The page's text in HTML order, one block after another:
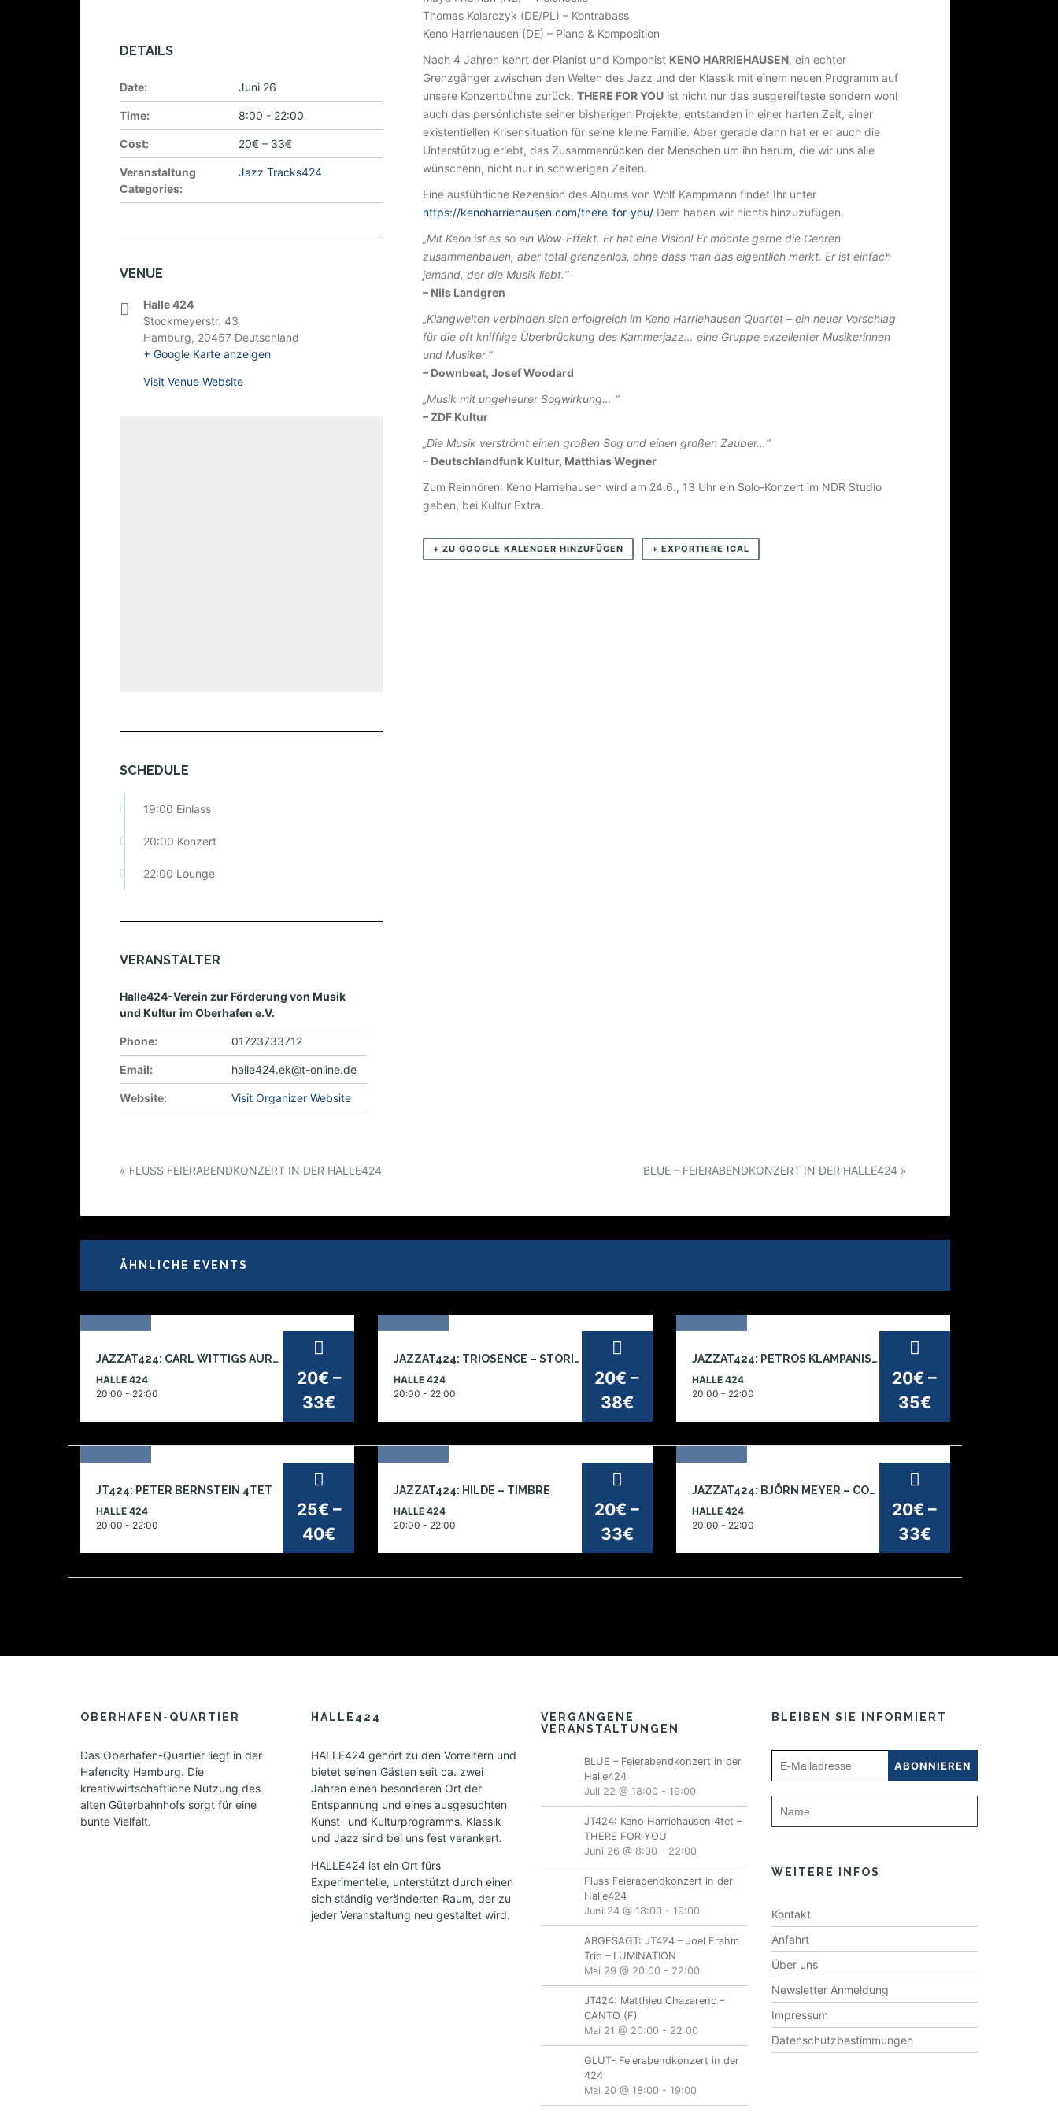
:
K
E
N
O
H
A
R
R
I
E
H
A
U
S
E
N
4
T
E
T
T
H
Thomas Kolarczyk (DE/PL) – Kontrabass
Keno Harriehausen (DE) – Piano & Komposition
Nach 4 Jahren kehrt der Pianist und Komponist KENO HARRIEHAUSEN, ein echter
Grenzgänger zwischen den Welten des Jazz und der Klassik mit einem neuen Programm auf
unsere Konzertbühne zurück. THERE FOR YOUist nicht nur das ausgereifteste sondern wohl
auch das persönlichste seiner bisherigen Projekte, entstanden in einer harten Zeit, einer
existentiellen Krisensituation für seine kleine Familie. Aber gerade dann hat er er auch die
Unterstützug erlebt, das Zusammenrücken der Menschen um ihn herum, die wir uns alle
wünschenn, nicht nur in schwierigen Zeiten.
Eine ausführliche Rezension des Albums von Wolf Kampmann findet Ihr unter
https://kenoharriehausen.com/there-for-you/Dem haben wir nichts hinzuzufügen.
„Mit Keno ist es so ein Wow-Effekt. Er hat eine Vision! Er möchte gerne die Genren
zusammenbauen, aber total grenzenlos, ohne dass man das eigentlich merkt. Er ist einfach
jemand, der die Musik liebt.“
– Nils Landgren
„Klangwelten verbinden sich erfolgreich im Keno Harriehausen Quartet – ein neuer Vorschlag
für die oft knifflige Überbrückung des Kammerjazz… eine Gruppe exzellenter Musikerinnen
und Musiker.“
– Downbeat, Josef Woodard
„Musik mit ungeheurer Sogwirkung… “
– ZDF Kultur
„Die Musik verströmt einen großen Sog und einen großen Zauber…“
– Deutschlandfunk Kultur, Matthias Wegner
Zum Reinhören: Keno Harriehausen wird am 24.6., 13 Uhr ein Solo-Konzert im NDR Studio
geben, bei Kultur Extra.
+ ZU GOOGLE KALENDER HINZUFÜGEN + EXPORTIERE ICAL
DETAILS
Date: Juni 26
Time: 8:00 - 22:00
Cost: 20€ – 33€
Veranstaltung
Categories:
Jazz Tracks424
VENUE
Halle 424
Stockmeyerstr. 43
Hamburg, 20457 Deutschland
+ Google Karte anzeigen
Visit Venue Website
SCHEDULE
19:00 Einlass
20:00 Konzert
22:00 Lounge
VERANSTALTER
Halle424-Verein zur Förderung von Musik
und Kultur im Oberhafen e.V.
Phone: 01723733712
Email: halle424.ek@t-online.de
Website: Visit Organizer Website
E
e
n
t
N
a
v
i
g
a
t
i
n
« FLUSS FEIERABENDKONZERT IN DER HALLE424 BLUE – FEIERABENDKONZERT IN DER HALLE424 »
ÄHNLICHE EVENTS
2026
JAZZAT424: CARL WITTIGS AURORA OKTETT – CONTINUITY AND RESONANCE
HALLE 424
20:00 - 22:00
20€ –
33€
2026
JAZZAT424: TRIOSENCE – STORIES OF LIFE
HALLE 424
20:00 - 22:00
20€ –
38€
2026
JAZZAT424: PETROS KLAMPANIS TRIO – LATENT INFO
HALLE 424
20:00 - 22:00
20€ –
35€
sep
2026
JT424: PETER BERNSTEIN 4TET
HALLE 424
20:00 - 22:00
25€ –
40€
2026
JAZZAT424: HILDE – TIMBRE
HALLE 424
20:00 - 22:00
20€ –
33€
2026
JAZZAT424: BJÖRN MEYER – CONVERGENCE (CH)
HALLE 424
20:00 - 22:00
20€ –
33€
OBERHAFEN-QUARTIER
Das Oberhafen-Quartier liegt in der
Hafencity Hamburg. Die
kreativwirtschaftliche Nutzung des
alten Güterbahnhofs sorgt für eine
bunte Vielfalt.
HALLE424
HALLE424 gehört zu den Vorreitern und
bietet seinen Gästen seit ca. zwei
Jahren einen besonderen Ort der
Entspannung und eines ausgesuchten
Kunst- und Kulturprogramms. Klassik
und Jazz sind bei uns fest verankert.
HALLE424 ist ein Ort fürs
Experimentelle, unterstützt durch einen
sich ständig veränderten Raum, der zu
jeder Veranstaltung neu gestaltet wird.
VERGANGENE
VERANSTALTUNGEN
BLUE – Feierabendkonzert in der
Halle424
Juli 22 @ 18:00 - 19:00
JT424: Keno Harriehausen 4tet –
THERE FOR YOU
Juni 26 @ 8:00 - 22:00
Fluss Feierabendkonzert in der
Halle424
Juni 24 @ 18:00 - 19:00
ABGESAGT: JT424 – Joel Frahm
Trio – LUMINATION
Mai 29 @ 20:00 - 22:00
JT424: Matthieu Chazarenc –
CANTO (F)
Mai 21 @ 20:00 - 22:00
GLUT- Feierabendkonzert in der
424
Mai 20 @ 18:00 - 19:00
BLEIBEN SIE INFORMIERT
WEITERE INFOS
Kontakt
Anfahrt
Über uns
Newsletter Anmeldung
Impressum
Datenschutzbestimmungen